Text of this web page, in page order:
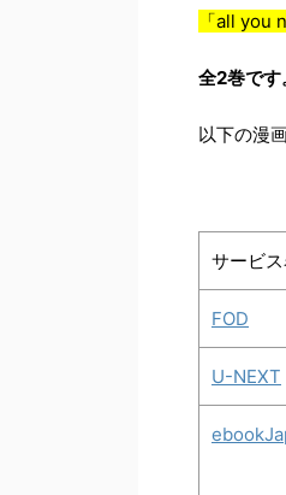
「all you
全2巻です
以下の漫
サービス
FOD
U-NEXT